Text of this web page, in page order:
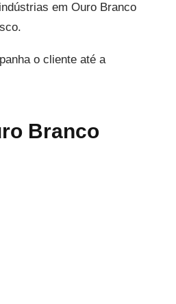
em Ouro Branco
o cliente até a
Branco